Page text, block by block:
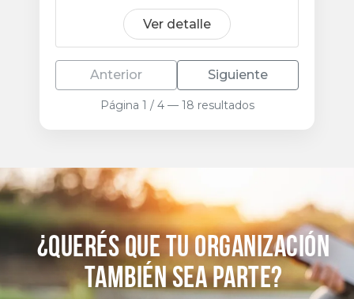
Ver detalle
Anterior
Página 1 / 4 — 18 resultados
Siguiente
¿Querés que tu organización
también sea parte?